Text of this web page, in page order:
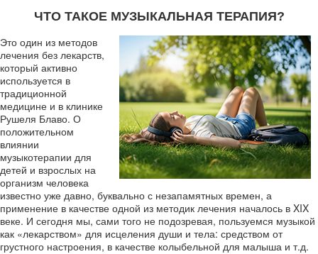
ЧТО ТАКОЕ МУЗЫКАЛЬНАЯ ТЕРАПИЯ?
Это один из методов
лечения без лекарств,
который активно
используется в
традиционной
медицине и в клинике
Рушеля Блаво. О
положительном
влиянии
музыкотерапии для
детей и взрослых на
организм человека
известно уже давно, буквально с незапамятных времен, а
применение в качестве одной из методик лечения началось в XIX
веке. И сегодня мы, сами того не подозревая, пользуемся музыкой
как «лекарством» для исцеления души и тела: средством от
грустного настроения, в качестве колыбельной для малыша и т.д.